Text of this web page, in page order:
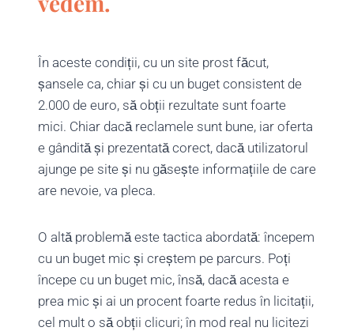
În aceste condiții, cu un site prost făcut,
șansele ca, chiar și cu un buget consistent de
2.000 de euro, să obții rezultate sunt foarte
mici. Chiar dacă reclamele sunt bune, iar oferta
e gândită și prezentată corect, dacă utilizatorul
ajunge pe site și nu găsește informațiile de care
are nevoie, va pleca.
O altă problemă este tactica abordată: începem
cu un buget mic și creștem pe parcurs. Poți
începe cu un buget mic, însă, dacă acesta e
prea mic și ai un procent foarte redus în licitații,
cel mult o să obții clicuri; în mod real nu licitezi